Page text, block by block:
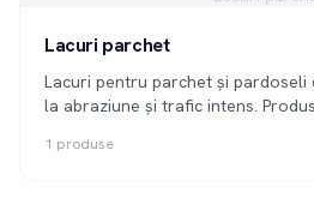
Lacuri parchet
Lacuri pentru parchet și pardoseli
la abraziune și trafic intens.
1 produse